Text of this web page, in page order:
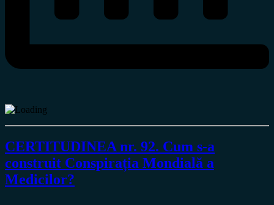
CERTITUDINEA nr. 92. Cum s-a
construit Conspirația Mondială a
Medicilor?